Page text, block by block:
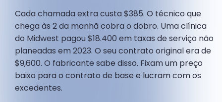
Cada chamada extra custa $385. O técnico que
chega às 2 da manhã cobra o dobro. Uma clínica
do Midwest pagou $18.400 em taxas de serviço não
planeadas em 2023. O seu contrato original era de
$9,600. O fabricante sabe disso. Fixam um preço
baixo para o contrato de base e lucram com os
excedentes.